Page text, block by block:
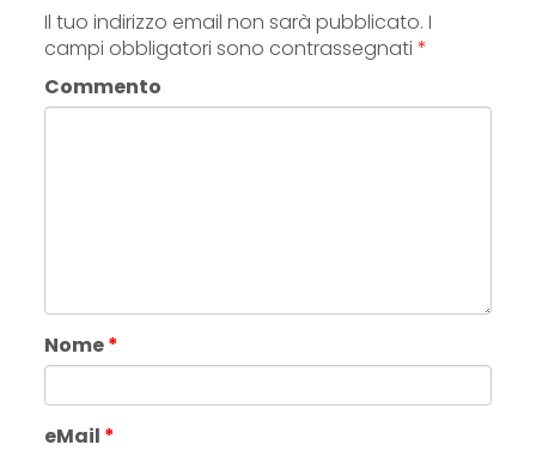
Il tuo indirizzo email non sarà pubblicato. I
campi obbligatori sono contrassegnati *
Commento
Nome*
eMail *